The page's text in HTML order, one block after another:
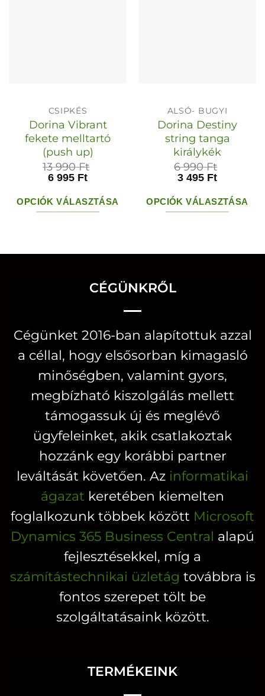
CSIPKÉS
Dorina Vibrant
fekete melltartó
(push up)
13 990Ft
6 995 Ft
OPCIÓK VÁLASZTÁSA
terméknek
variációja
változatok
a
termékoldalon
választhatók
ki
ALSÓ- BUGYI
Dorina Destiny
string tanga
királykék
6 990Ft
3 495 Ft
OPCIÓK VÁLASZTÁSA
terméknek
változatok
a
választhatók
ki
CÉGÜNKRŐL
Cégünket 2016-ban alapítottuk azzal
a céllal, hogy elsősorban kimagasló
minőségben, valamint gyors,
megbízható kiszolgálás mellett
támogassuk új és meglévő
ügyfeleinket, akik csatlakoztak
hozzánk egy korábbi partner
leváltását követően. Az informatikai
ágazat keretében kiemelten
foglalkozunk többek között Microsoft
Dynamics 365 Business Central alapú
fejlesztésekkel, míg a
számítástechnikai üzletág továbbra is
fontos szerepet tölt be
szolgáltatásaink között.
TERMÉKEINK